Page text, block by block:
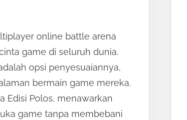
online battle arena
game di seluruh dunia.
opsi penyesuaiannya,
bermain game mereka.
Edisi Polos, menawarkan
game tanpa membebani